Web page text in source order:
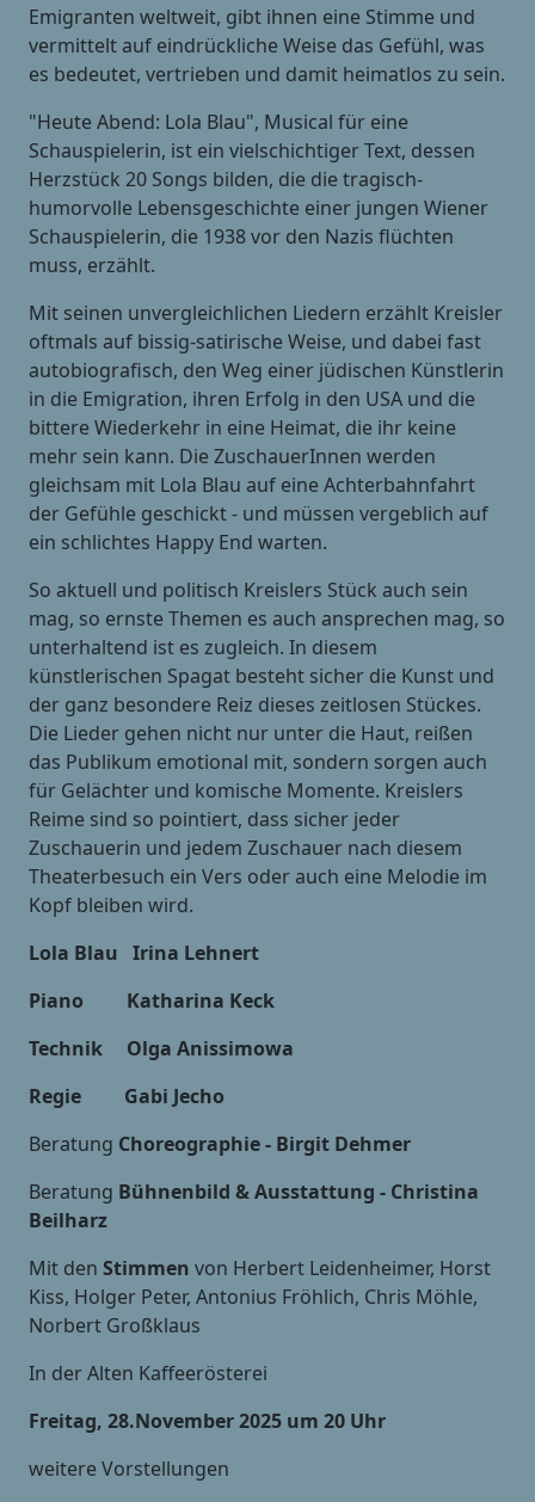
Emigranten weltweit, gibt ihnen eine Stimme und
vermittelt auf eindrückliche Weise das Gefühl, was
es bedeutet, vertrieben und damit heimatlos zu sein.
"Heute Abend: Lola Blau", Musical für eine
Schauspielerin, ist ein vielschichtiger Text, dessen
Herzstück 20 Songs bilden, die die tragisch-
humorvolle Lebensgeschichte einer jungen Wiener
Schauspielerin, die 1938 vor den Nazis flüchten
muss, erzählt.
Mit seinen unvergleichlichen Liedern erzählt Kreisler
oftmals auf bissig-satirische Weise, und dabei fast
autobiografisch, den Weg einer jüdischen Künstlerin
in die Emigration, ihren Erfolg in den USA und die
bittere Wiederkehr in eine Heimat, die ihr keine
mehr sein kann. Die ZuschauerInnen werden
gleichsam mit Lola Blau auf eine Achterbahnfahrt
der Gefühle geschickt - und müssen vergeblich auf
ein schlichtes Happy End warten.
So aktuell und politisch Kreislers Stück auch sein
mag, so ernste Themen es auch ansprechen mag, so
unterhaltend ist es zugleich. In diesem
künstlerischen Spagat besteht sicher die Kunst und
der ganz besondere Reiz dieses zeitlosen Stückes.
Die Lieder gehen nicht nur unter die Haut, reißen
das Publikum emotional mit, sondern sorgen auch
für Gelächter und komische Momente. Kreislers
Reime sind so pointiert, dass sicher jeder
Zuschauerin und jedem Zuschauer nach diesem
Theaterbesuch ein Vers oder auch eine Melodie im
Kopf bleiben wird.
Lola Blau Irina Lehnert
Piano Katharina Keck
Technik Olga Anissimowa
Regie Gabi Jecho
Beratung Choreographie - Birgit Dehmer
Beratung Bühnenbild & Ausstattung - Christina
Beilharz
Mit den Stimmen von Herbert Leidenheimer, Horst
Kiss, Holger Peter, Antonius Fröhlich, Chris Möhle,
Norbert Großklaus
In der Alten Kaffeerösterei
Freitag, 28.November 2025 um 20 Uhr
weitere Vorstellungen